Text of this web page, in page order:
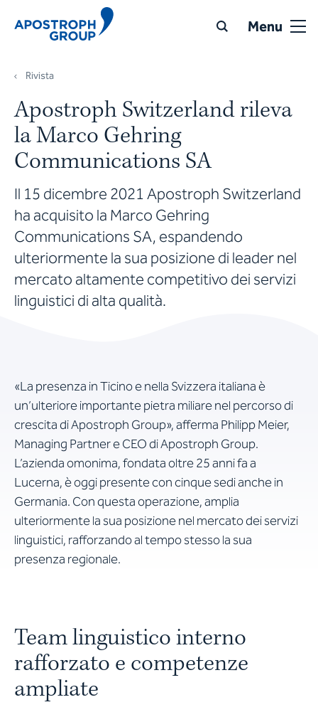
Menu
Rivista
Apostroph Switzerland rileva
la Marco Gehring
Communications SA
Il 15 dicembre 2021 Apostroph Switzerland
ha acquisito la Marco Gehring
Communications SA, espandendo
ulteriormente la sua posizione di leader nel
mercato altamente competitivo dei servizi
linguistici di alta qualità.
«La presenza in Ticino e nella Svizzera italiana è
un’ulteriore importante pietra miliare nel percorso di
crescita di Apostroph Group», afferma Philipp Meier,
Managing Partner e CEO di Apostroph Group.
L’azienda omonima, fondata oltre 25 anni fa a
Lucerna, è oggi presente con cinque sedi anche in
Germania. Con questa operazione, amplia
ulteriormente la sua posizione nel mercato dei servizi
linguistici, rafforzando al tempo stesso la sua
presenza regionale.
Team linguistico interno
rafforzato e competenze
ampliate